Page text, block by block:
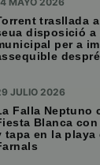
trasllada
disposició a
per a
JULIO 2026
Falla Neptuno
Blanca
tapa en la playa